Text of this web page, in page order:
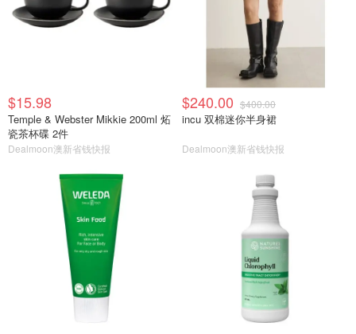
$15.98
Temple & Webster Mikkie 200ml 炻
瓷茶杯碟 2件
Dealmoon澳新省钱快报
$240.00 $400.00
incu 双棉迷你半身裙
Dealmoon澳新省钱快报